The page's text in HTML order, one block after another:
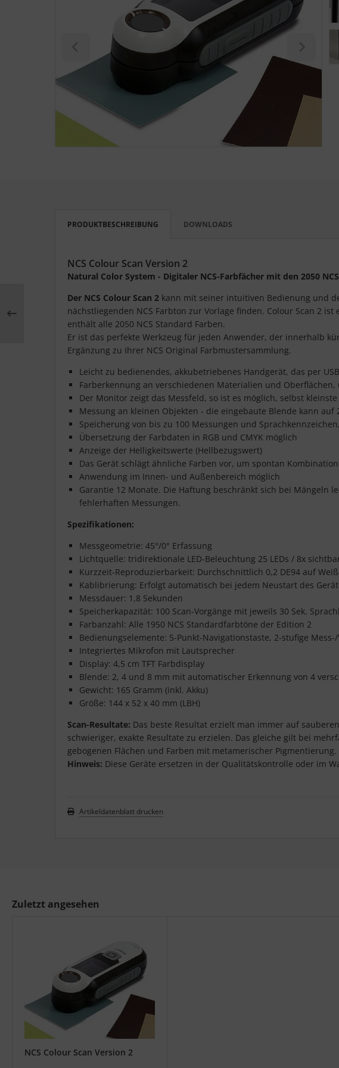
PRODUKTBESCHREIBUNG DOWNLOADS
NCS Colour Scan Version 2
Natural Color System - Digitaler NCS-Farbfächer mit den 2050
Der NCS Colour Scan 2 kann mit seiner intuitiven Bedienung und
nächstliegenden NCS Farbton zur Vorlage finden. Colour Scan 2
enthält alle 2050 NCS Standard Farben.
Er ist das perfekte Werkzeug für jeden Anwender, der innerhalb
Ergänzung zu Ihrer NCS Original Farbmustersammlung.
Leicht zu bedienendes, akkubetriebenes Handgerät, das per
Farberkennung an verschiedenen Materialien und
Der Monitor zeigt das Messfeld, so ist es möglich, selbst
Messung an kleinen Objekten - die eingebaute Blende kann
Speicherung von bis zu 100 Messungen und
Übersetzung der Farbdaten in RGB und CMYK möglich
Anzeige der Helligkeitswerte (Hellbezugswert)
Das Gerät schlägt ähnliche Farben vor, um spontan
Anwendung im Innen- und Außenbereich möglich
Garantie 12 Monate. Die Haftung beschränkt sich bei Mängeln
fehlerhaften Messungen.
Spezifikationen:
Messgeometrie: 45°/0° Erfassung
Lichtquelle: tridirektionale LED-Beleuchtung 25 LEDs / 8x
Kurzzeit-Reproduzierbarkeit: Durchschnittlich 0,2 DE94 auf Weiß
Kablibrierung: Erfolgt automatisch bei jedem Neustart des
Messdauer: 1,8 Sekunden
Speicherkapazität: 100 Scan-Vorgänge mit jeweils 30 Sek.
Farbanzahl: Alle 1950 NCS Standardfarbtöne der Edition 2
Bedienungselemente: 5-Punkt-Navigationstaste, 2-stufige
Integriertes Mikrofon mit Lautsprecher
Display: 4,5 cm TFT Farbdisplay
Blende: 2, 4 und 8 mm mit automatischer Erkennung von 4
Gewicht: 165 Gramm (inkl. Akku)
Größe: 144 x 52 x 40 mm (LBH)
Scan-Resultate: Das beste Resultat erzielt man immer auf
schwieriger, exakte Resultate zu erzielen. Das gleiche gilt bei
gebogenen Flächen und Farben mit metamerischer
Hinweis: Diese Geräte ersetzen in der Qualitätskontrolle oder im
Artikeldatenblatt drucken
Zuletzt angesehen
NCS Colour Scan Version 2